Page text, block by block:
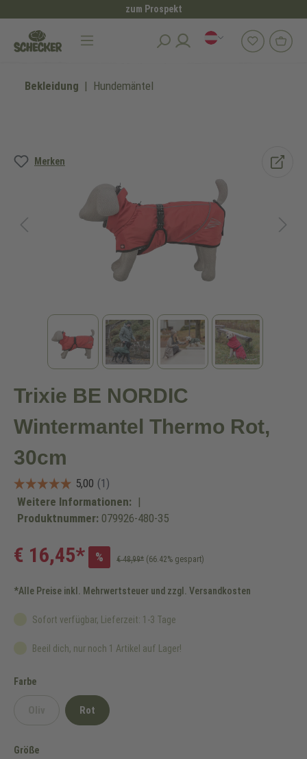
zum Prospekt
Bekleidung Hundemäntel
Merken
Bildergalerie überspringen
Trixie BE NORDIC
Wintermantel Thermo Rot,
30cm
Weitere Informationen: |
Produktnummer: 079926-480-35
€ 16,45* % € 48,99* (66.42% gespart)
*Alle Preise inkl. Mehrwertsteuer und zzgl. Versandkosten
Sofort verfügbar, Lieferzeit: 1-3 Tage
Beeil dich, nur noch 1 Artikel auf Lager!
Farbeauswählen
(Diese Option ist zurzeit nicht verfügbar.)
Rot
Größeauswählen